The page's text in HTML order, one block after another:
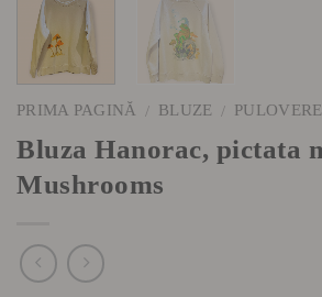
PRIMA PAGINĂ / BLUZE / PULOVERE
Bluza Hanorac, pictata
Mushrooms